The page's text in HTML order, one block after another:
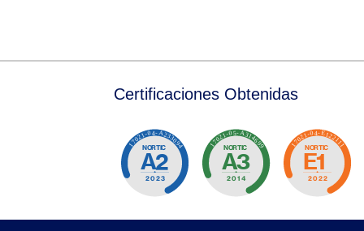
Certificaciones Obtenidas